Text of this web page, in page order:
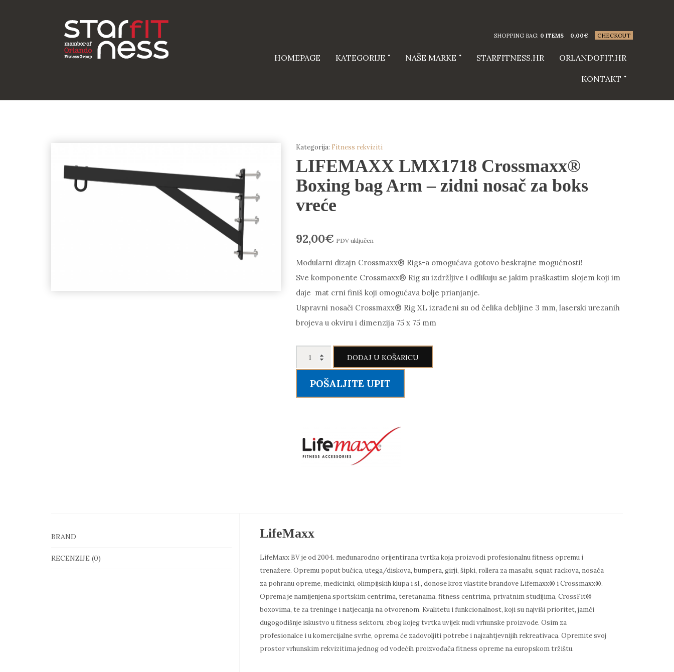
SHOPPING BAG: 0 ITEMS 0,00€ CHECKOUT
HOMEPAGE KATEGORIJE NAŠE MARKE STARFITNESS.HR ORLANDOFIT.HR
KONTAKT
Kategorija: Fitness rekviziti
LIFEMAXX LMX1718 Crossmaxx®
Boxing bag Arm – zidni nosač za boks
vreće
92,00€ PDV uključen
Modularni dizajn Crossmaxx® Rigs-a omogućava gotovo beskrajne mogućnosti!
Sve komponente Crossmaxx® Rig su izdržljive i odlikuju se jakim praškastim slojem koji im
daje mat crni finiš koji omogućava bolje prianjanje.
Uspravni nosači Crossmaxx® Rig XL izrađeni su od čelika debljine 3 mm, laserski urezanih
brojeva u okviru i dimenzija 75 x 75 mm
LIFEMAXX
LMX1718
Crossmaxx®
Boxing
zidni
količina
DODAJ U KOŠARICU
POŠALJITE UPIT
BRAND
RECENZIJE (0)
LifeMaxx
LifeMaxx BV je od 2004. međunarodno orijentirana tvrtka koja proizvodi profesionalnu fitness opremu i
trenažere. Opremu poput bučica, utega/diskova, bumpera, girji, šipki, rollera za masažu, squat rackova, nosača
za pohranu opreme, medicinki, olimpijskih klupa i sl., donose kroz vlastite brandove Lifemaxx® i Crossmaxx®.
Oprema je namijenjena sportskim centrima, teretanama, fitness centrima, privatnim studijima, CrossFit®
boxovima, te za treninge i natjecanja na otvorenom. Kvalitetu i funkcionalnost, koji su najviši prioritet, jamči
dugogodišnje iskustvo u fitness sektoru, zbog kojeg tvrtka uvijek nudi vrhunske proizvode. Osim za
profesionalce i u komercijalne svrhe, oprema će zadovoljiti potrebe i najzahtjevnijih rekreativaca. Opremite svoj
prostor vrhunskim rekvizitima jednog od vodećih proizvođača fitness opreme na europskom tržištu.